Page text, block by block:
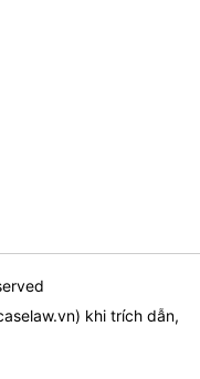
) khi trích dẫn,